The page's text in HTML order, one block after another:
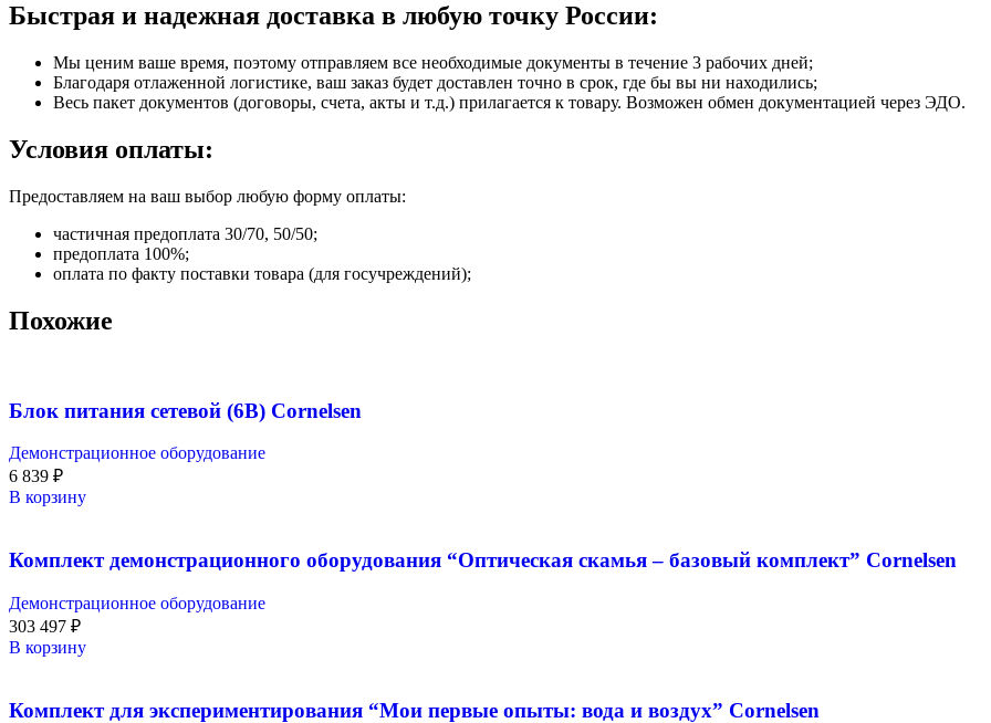
Быстрая и надежная доставка в любую точку России:
Мы ценим ваше время, поэтому отправляем все необходимые документы в течение 3 рабочих дней;
Благодаря отлаженной логистике, ваш заказ будет доставлен точно в срок, где бы вы ни находились;
Весь пакет документов (договоры, счета, акты и т.д.) прилагается к товару. Возможен обмен документацией через ЭДО.
Условия оплаты:
Предоставляем на ваш выбор любую форму оплаты:
частичная предоплата 30/70, 50/50;
предоплата 100%;
оплата по факту поставки товара (для госучреждений);
Похожие
Блок питания сетевой (6В) Cornelsen
Демонстрационное оборудование
6 839 ₽
В корзину
Комплект демонстрационного оборудования “Оптическая скамья – базовый комплект” Cornelsen
Демонстрационное оборудование
303 497 ₽
В корзину
Комплект для экспериментирования “Мои первые опыты: вода и воздух” Cornelsen